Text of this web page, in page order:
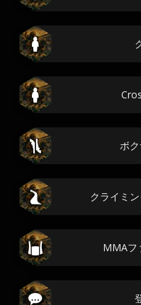
ボ
クライミ
MMAフ